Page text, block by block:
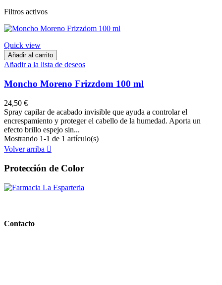
Filtros activos
Quick view
Añadir al carrito
Añadir a la lista de deseos
Moncho Moreno Frizzdom 100 ml
24,50 €
Spray capilar de acabado invisible que ayuda a controlar el
encrespamiento y proteger el cabello de la humedad. Aporta un
efecto brillo espejo sin...
Mostrando 1-1 de 1 artículo(s)
Volver arriba 
Protección de Color
Contacto